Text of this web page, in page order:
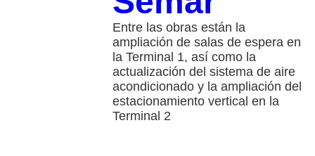
Entre las obras están la
ampliación de salas de espera en
la Terminal 1, así como la
actualización del sistema de aire
acondicionado y la ampliación del
estacionamiento vertical en la
Terminal 2